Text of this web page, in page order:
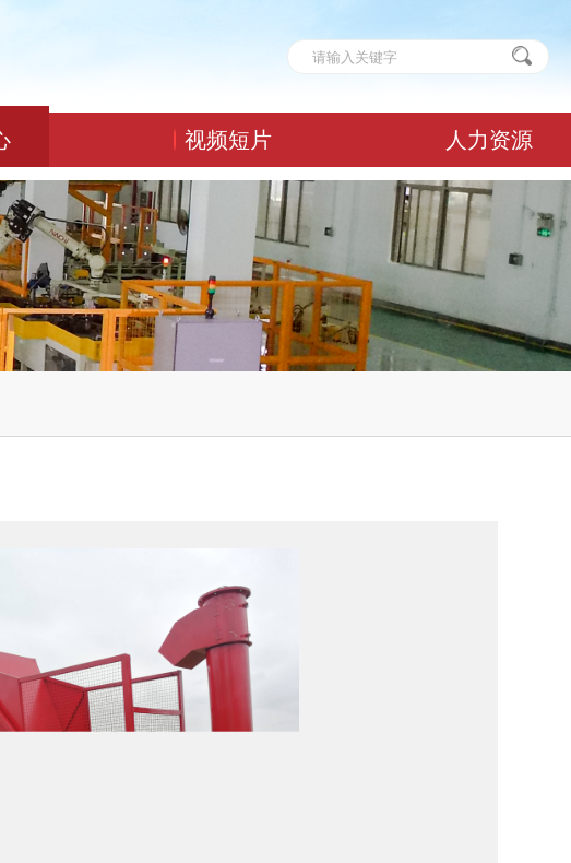
视频短片 人力资源